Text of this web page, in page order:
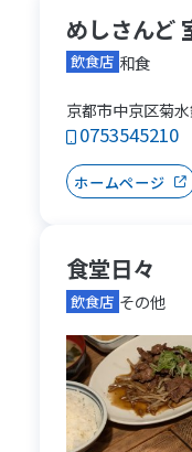
めしさんど
飲食店 和食
京都市中京区菊
0753545210
ホームページ
食堂日々
飲食店 その他